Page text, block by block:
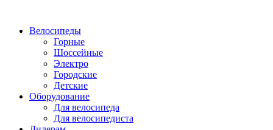
Велосипеды
Горные
Шоссейные
Электро
Городские
Детские
Оборудование
Для велосипеда
Для велосипедиста